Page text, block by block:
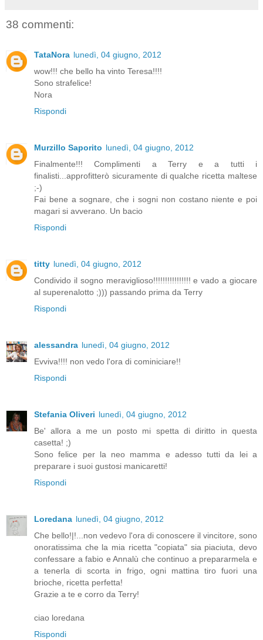
38 commenti:
TataNora lunedì, 04 giugno, 2012
wow!!! che bello ha vinto Teresa!!!!
Sono strafelice!
Nora
Rispondi
Murzillo Saporito lunedì, 04 giugno, 2012
Finalmente!!! Complimenti a Terry e a tutti i
finalisti...approfitterò sicuramente di qualche ricetta maltese
;-)
Fai bene a sognare, che i sogni non costano niente e poi
magari si avverano. Un bacio
Rispondi
titty lunedì, 04 giugno, 2012
Condivido il sogno meraviglioso!!!!!!!!!!!!!!!! e vado a giocare
al superenalotto ;))) passando prima da Terry
Rispondi
alessandra lunedì, 04 giugno, 2012
Evviva!!!! non vedo l'ora di cominiciare!!
Rispondi
Stefania Oliveri lunedì, 04 giugno, 2012
Be' allora a me un posto mi spetta di diritto in questa
casetta! ;)
Sono felice per la neo mamma e adesso tutti da lei a
preparare i suoi gustosi manicaretti!
Rispondi
Loredana lunedì, 04 giugno, 2012
Che bello!|!...non vedevo l'ora di conoscere il vincitore, sono
onoratissima che la mia ricetta "copiata" sia piaciuta, devo
confessare a fabio e Annalù che continuo a prepararmela e
a tenerla di scorta in frigo, ogni mattina tiro fuori una
brioche, ricetta perfetta!
Grazie a te e corro da Terry!
ciao loredana
Rispondi